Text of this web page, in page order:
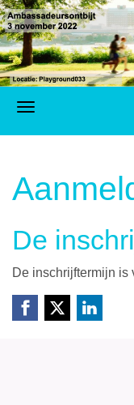
De
De inschrijftermijn is